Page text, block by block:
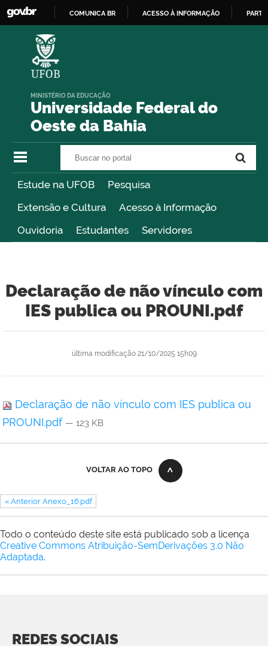
COMUNICA BR ACESSO À INFORMAÇÃO
Universidade Federal do
Oeste da Bahia
MINISTÉRIO DA EDUCAÇÃO
Estude na UFOB
Pesquisa
Extensão e Cultura
Acesso à Informação
Ouvidoria
Estudantes Servidores
Declaração de não vínculo com
IES publica ou PROUNI.pdf
última modificação21/10/2025 15h09
Declaração de não vínculo com IES publica ou
PROUNI.pdf — 123 KB
VOLTAR AO TOPO
« Anterior Anexo_16.pdf
Todo o conteúdo deste site está publicado sob a licença
Creative Commons Atribuição-SemDerivações 3.0 Não
Adaptada.
REDES SOCIAIS